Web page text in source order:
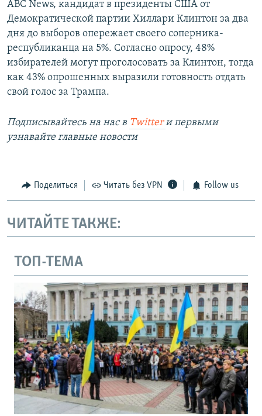
ABC News, кандидат в президенты США от
Демократической партии Хиллари Клинтон за два
дня до выборов опережает своего соперника-
республиканца на 5%. Согласно опросу, 48%
избирателей могут проголосовать за Клинтон, тогда
как 43% опрошенных выразили готовность отдать
свой голос за Трампа.
Подписывайтесь на наc в Twitterи первыми
узнавайте главные новости
Поделиться Читать без VPN Follow us
ЧИТАЙТЕ ТАКЖЕ:
ТОП-ТЕМА